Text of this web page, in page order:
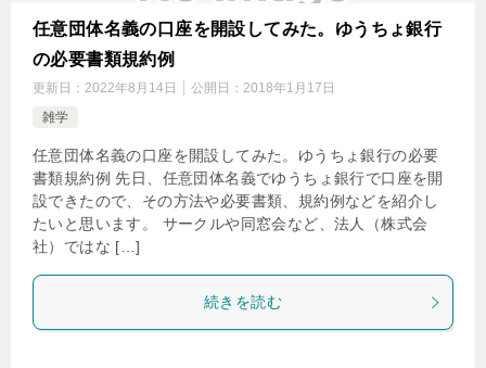
任意団体名義の口座を開設してみた。ゆうちょ銀行
の必要書類規約例
更新日： 2022年8月14日 公開日： 2018年1月17日
雑学
任意団体名義の口座を開設してみた。ゆうちょ銀行の必要
書類規約例 先日、任意団体名義でゆうちょ銀行で口座を開
設できたので、その方法や必要書類、規約例などを紹介し
たいと思います。 サークルや同窓会など、法人（株式会
社）ではな […]
続きを読む